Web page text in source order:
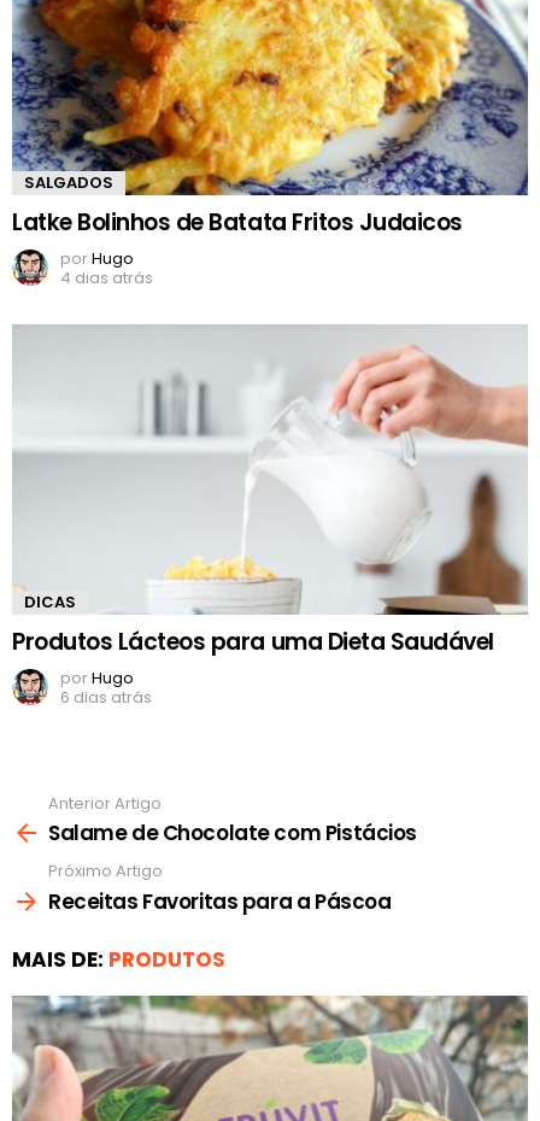
SALGADOS
Latke Bolinhos de Batata Fritos Judaicos
porHugo
4 dias atrás
DICAS
Produtos Lácteos para uma Dieta Saudável
porHugo
6 dias atrás
mais
Anterior Artigo
Salame de Chocolate com Pistácios
Próximo Artigo
Receitas Favoritas para a Páscoa
MAIS DE: PRODUTOS